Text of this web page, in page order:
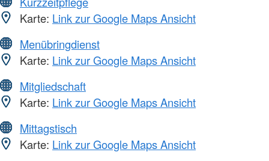
Karte: Link zur Google Maps Ansicht
Menübringdienst
Karte: Link zur Google Maps Ansicht
Mitgliedschaft
Karte: Link zur Google Maps Ansicht
Mittagstisch
Karte: Link zur Google Maps Ansicht